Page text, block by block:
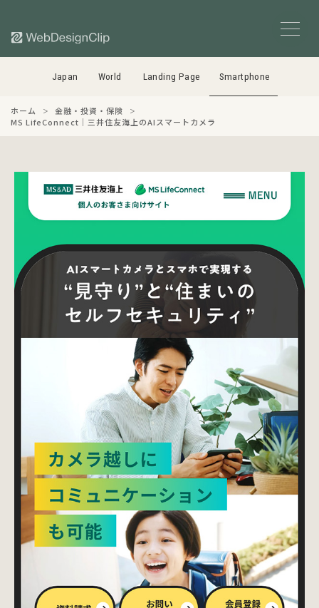
Japan World Landing Page Smartphone
ホーム
金融・投資・保険
MS LifeConnect｜三井住友海上のAIスマートカメラ